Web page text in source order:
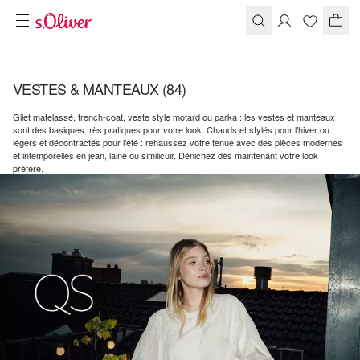
VESTES & MANTEAUX(84)
Gilet matelassé, trench-coat, veste style motard ou parka : les vestes et manteaux
sont des basiques très pratiques pour votre look. Chauds et stylés pour l’hiver ou
légers et décontractés pour l’été : rehaussez votre tenue avec des pièces modernes
et intemporelles en jean, laine ou similicuir. Dénichez dès maintenant votre look
préféré.